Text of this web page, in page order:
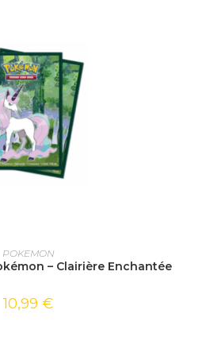
AU PANIER
POKEMON
– Clairière Enchantée
10,99 €